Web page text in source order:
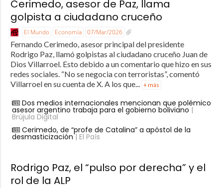
Cerimedo, asesor de Paz, llama
golpista a ciudadano cruceño
El Mundo Economía 07/Mar/2026
Fernando Cerimedo, asesor principal del presidente
Rodrigo Paz, llamó golpistas al ciudadano cruceño Juan de
Dios Villarroel. Esto debido a un comentario que hizo en sus
redes sociales. “No se negocia con terroristas”, comentó
Villarroel en su cuenta de X. A los que...
+ más
Dos medios internacionales mencionan que polémico
asesor argentino trabaja para el gobierno boliviano |
Brújula Digital
Cerimedo, de “profe de Catalina” a apóstol de la
desmasticización| El País
Rodrigo Paz, el “pulso por derecha” y el
rol de la ALP